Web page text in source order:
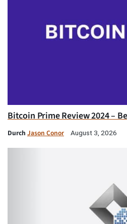
Bitcoin Prime Review 2024 –
Durch Jason Conor August 3, 2026